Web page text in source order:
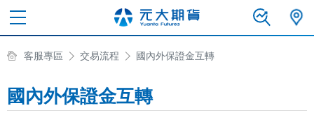
客服專區 交易流程 國內外保證金互轉
國內外保證金互轉